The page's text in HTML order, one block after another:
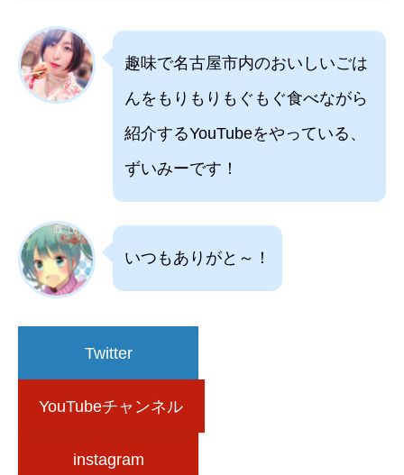
趣味で名古屋市内のおいしいごは
んをもりもりもぐもぐ食べながら
紹介するYouTubeをやっている、
ずいみーです！
いつもありがと～！
Twitter
YouTubeチャンネル
instagram